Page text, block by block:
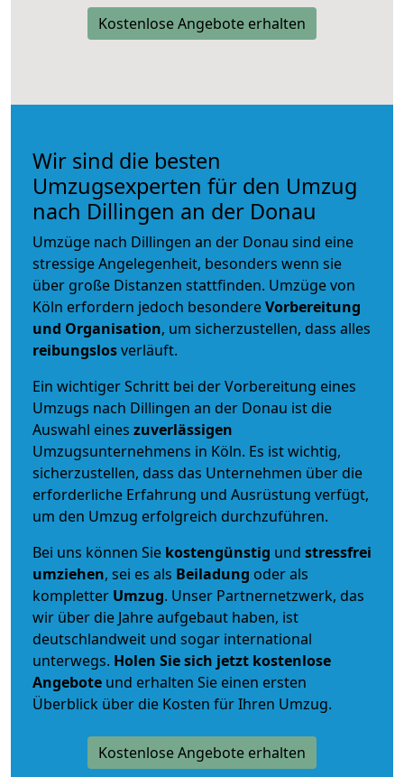
Kostenlose Angebote erhalten
Wir sind die besten
Umzugsexperten für den Umzug
nach Dillingen an der Donau
Umzüge nach Dillingen an der Donau sind eine
stressige Angelegenheit, besonders wenn sie
über große Distanzen stattfinden. Umzüge von
Köln erfordern jedoch besondereVorbereitung
und Organisation, um sicherzustellen, dass alles
reibungslosverläuft.
Ein wichtiger Schritt bei der Vorbereitung eines
Umzugs nach Dillingen an der Donau ist die
Auswahl eines zuverlässigen
Umzugsunternehmens in Köln. Es ist wichtig,
sicherzustellen, dass das Unternehmen über die
erforderliche Erfahrung und Ausrüstung verfügt,
um den Umzug erfolgreich durchzuführen.
Bei uns können Sie kostengünstig und stressfrei
umziehen, sei es als Beiladung oder als
kompletter Umzug. Unser Partnernetzwerk, das
wir über die Jahre aufgebaut haben, ist
deutschlandweit und sogar international
unterwegs. Holen Sie sich jetzt kostenlose
Angebote und erhalten Sie einen ersten
Überblick über die Kosten für Ihren Umzug.
Kostenlose Angebote erhalten